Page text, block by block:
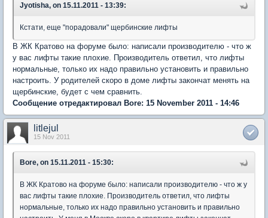
Jyotisha, on 15.11.2011 - 13:39:
Кстати, еще "порадовали" щербинские лифты
В ЖК Кратово на форуме было: написали производителю - что ж
у вас лифты такие плохие. Производитель ответил, что лифты
нормальные, только их надо правильно установить и правильно
настроить. У родителей скоро в доме лифты закончат менять на
щербинские, будет с чем сравнить.
Сообщение отредактировал Bore: 15 November 2011 - 14:46
litlejul
15 Nov 2011
Bore, on 15.11.2011 - 15:30:
В ЖК Кратово на форуме было: написали производителю - что ж у
вас лифты такие плохие. Производитель ответил, что лифты
нормальные, только их надо правильно установить и правильно